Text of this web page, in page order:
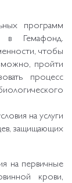
программ
в Гемафонд.
чтобы
пройти
процесс
на услуги
защищающих
на первичные
крови,